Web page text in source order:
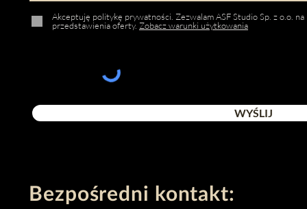
Akceptuję politykę prywatności. Zezwalam ASF Studio Sp. z o.o.
przedstawienia oferty. Zobacz warunki użytkowania
WYŚLIJ
Bezpośredni kontakt: